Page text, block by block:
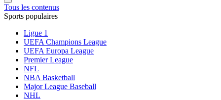
Tous les contenus
Sports populaires
Ligue 1
UEFA Champions League
UEFA Europa League
Premier League
NFL
NBA Basketball
Major League Baseball
NHL